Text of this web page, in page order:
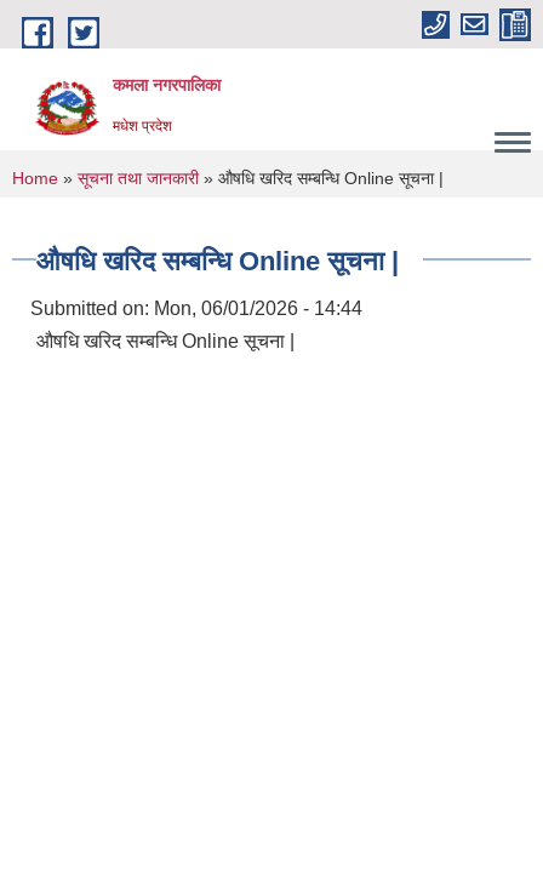
Skip to main content
कमला नगरपालिका
मधेश प्रदेश
You are here
Home » सूचना तथा जानकारी» औषधि खरिद सम्बन्धि Online सूचना |
औषधि खरिद सम्बन्धि Online सूचना |
Submitted on: Mon, 06/01/2026 - 14:44
औषधि खरिद सम्बन्धि Online सूचना |